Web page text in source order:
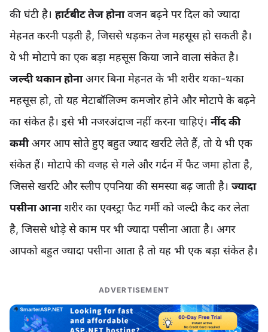
की घंटी है। हार्टबीट तेज होनावजन बढ़ने पर दिल को ज्यादा
मेहनत करनी पड़ती है, जिससे धड़कन तेज महसूस हो सकती है।
ये भी मोटापे का एक बड़ा महसूस किया जाने वाला संकेत है।
जल्दी थकान होनाअगर बिना मेहनत के भी शरीर थका-थका
महसूस हो, तो यह मेटाबॉलिज्म कमजोर होने और मोटापे के बढ़ने
का संकेत है। इसे भी नजरअंदाज नहीं करना चाहिएं। नींद की
कमीअगर आप सोते हुए बहुत ज्याद खर्राटे लेते हैं, तो ये भी एक
संकेत हैं। मोटापे की वजह से गले और गर्दन में फैट जमा होता है,
जिससे खर्राटे और स्लीप एपनिया की समस्या बढ़ जाती है। ज्यादा
पसीना आनाशरीर का एक्स्ट्रा फैट गर्मी को जल्दी कैद कर लेता
है, जिससे थोड़े से काम पर भी ज्यादा पसीना आता है। अगर
आपको बहुत ज्यादा पसीना आता है तो यह भी एक बड़ा संकेत है।
ADVERTISEMENT